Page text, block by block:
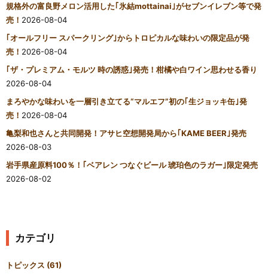
規格外の富良野メロン活用した｢氷結mottainai｣がセブンイレブン等で発
売！ 2026-08-04
｢オールフリー スパークリング｣からトロピカルな味わいの限定品が発
売！ 2026-08-04
｢ザ・プレミアム・モルツ 時の誘惑｣発売！柑橘や白ワイン思わせる香り
2026-08-04
まろやかな味わいを一層引き立てる“マルエフ”初の｢生ジョッキ缶｣発
売！ 2026-08-04
亀梨和也さんと共同開発！アサヒ空想開発局から｢KAME BEER｣発売
2026-08-03
岩手県産原料100％！｢ベアレン つなぐビール 琥珀色のラガー｣限定発売
2026-08-02
カテゴリ
トピックス (61)